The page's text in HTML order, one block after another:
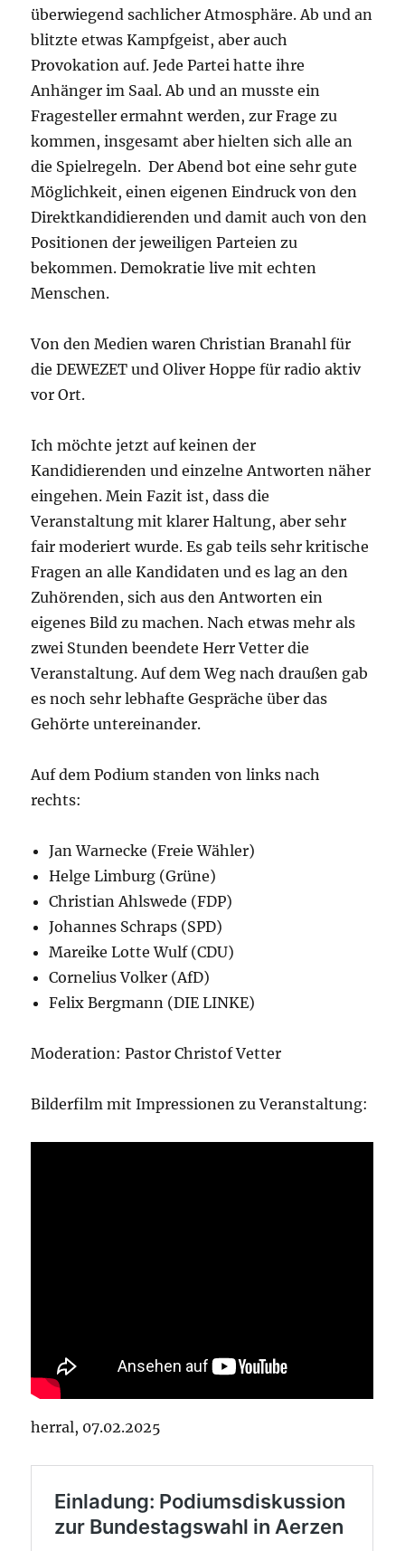
überwiegend sachlicher Atmosphäre. Ab und an
blitzte etwas Kampfgeist, aber auch
Provokation auf. Jede Partei hatte ihre
Anhänger im Saal. Ab und an musste ein
Fragesteller ermahnt werden, zur Frage zu
kommen, insgesamt aber hielten sich alle an
die Spielregeln. Der Abend bot eine sehr gute
Möglichkeit, einen eigenen Eindruck von den
Direktkandidierenden und damit auch von den
Positionen der jeweiligen Parteien zu
bekommen. Demokratie live mit echten
Menschen.
Von den Medien waren Christian Branahl für
die DEWEZET und Oliver Hoppe für radio aktiv
vor Ort.
Ich möchte jetzt auf keinen der
Kandidierenden und einzelne Antworten näher
eingehen. Mein Fazit ist, dass die
Veranstaltung mit klarer Haltung, aber sehr
fair moderiert wurde. Es gab teils sehr kritische
Fragen an alle Kandidaten und es lag an den
Zuhörenden, sich aus den Antworten ein
eigenes Bild zu machen. Nach etwas mehr als
zwei Stunden beendete Herr Vetter die
Veranstaltung. Auf dem Weg nach draußen gab
es noch sehr lebhafte Gespräche über das
Gehörte untereinander.
Auf dem Podium standen von links nach
rechts:
Jan Warnecke (Freie Wähler)
Helge Limburg (Grüne)
Christian Ahlswede (FDP)
Johannes Schraps (SPD)
Mareike Lotte Wulf (CDU)
Cornelius Volker (AfD)
Felix Bergmann (DIE LINKE)
Moderation: Pastor Christof Vetter
Bilderfilm mit Impressionen zu Veranstaltung:
herral, 07.02.2025